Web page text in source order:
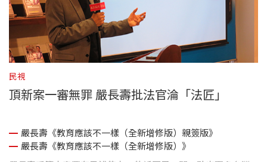
民視
頂新案一審無罪 嚴長壽批法官淪「法匠」
嚴長壽《教育應該不一樣（全新增修版）親簽版》
嚴長壽《教育應該不一樣（全新增修版）》